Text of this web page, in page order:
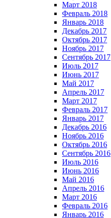
Март 2018
Февраль 2018
Январь 2018
Декабрь 2017
Октябрь 2017
Ноябрь 2017
Сентябрь 2017
Июль 2017
Июнь 2017
Май 2017
Апрель 2017
Март 2017
Февраль 2017
Январь 2017
Декабрь 2016
Ноябрь 2016
Октябрь 2016
Сентябрь 2016
Июль 2016
Июнь 2016
Май 2016
Апрель 2016
Март 2016
Февраль 2016
Январь 2016